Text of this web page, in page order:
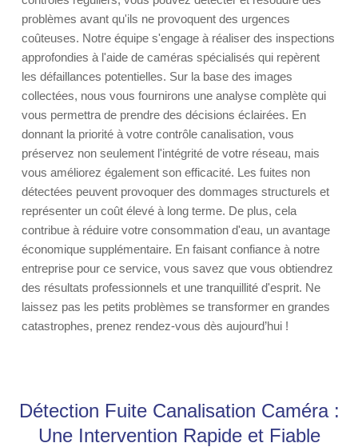
problèmes avant qu'ils ne provoquent des urgences
coûteuses. Notre équipe s'engage à réaliser des inspections
approfondies à l'aide de caméras spécialisés qui repèrent
les défaillances potentielles. Sur la base des images
collectées, nous vous fournirons une analyse complète qui
vous permettra de prendre des décisions éclairées. En
donnant la priorité à votre contrôle canalisation, vous
préservez non seulement l'intégrité de votre réseau, mais
vous améliorez également son efficacité. Les fuites non
détectées peuvent provoquer des dommages structurels et
représenter un coût élevé à long terme. De plus, cela
contribue à réduire votre consommation d'eau, un avantage
économique supplémentaire. En faisant confiance à notre
entreprise pour ce service, vous savez que vous obtiendrez
des résultats professionnels et une tranquillité d'esprit. Ne
laissez pas les petits problèmes se transformer en grandes
catastrophes, prenez rendez-vous dès aujourd’hui !
Détection Fuite Canalisation Caméra :
Une Intervention Rapide et Fiable